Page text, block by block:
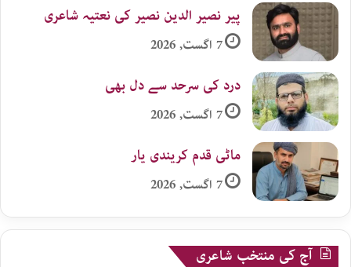
پیر نصیر الدین نصیر کی نعتیہ شاعری
7 اگست, 2026
درد کی سرحد سے دل بھی
7 اگست, 2026
ماٹی قدم کریندی یار
7 اگست, 2026
آج کی منتخب شاعری